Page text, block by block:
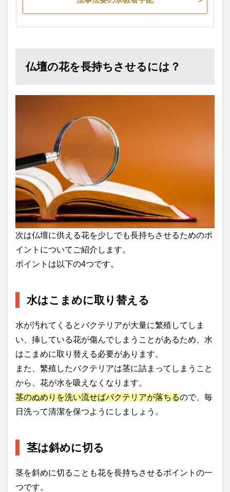
仏壇の花を長持ちさせるには？
次は仏壇に供える花を少しでも長持ちさせるためのポ
イントについてご紹介します。
ポイントは以下の4つです。
水はこまめに取り替える
水が汚れてくるとバクテリアが大量に繁殖してしま
い、挿している花が傷んでしまうことがあるため、水
はこまめに取り替える必要があります。
また、繁殖したバクテリアは茎に詰まってしまうこと
から、花が水を吸えなくなります。
茎のぬめりを洗い流せばバクテリアが落ちるので、毎
日洗って清潔を保つようにしましょう。
茎は斜めに切る
茎を斜めに切ることも花を長持ちさせるポイントの一
つです。